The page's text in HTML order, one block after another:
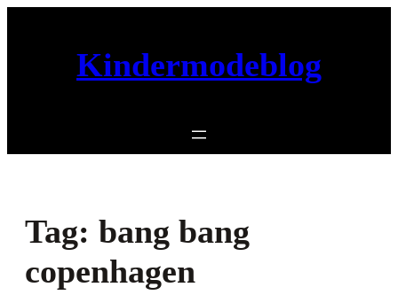
Kindermodeblog
Tag: bang bang
copenhagen